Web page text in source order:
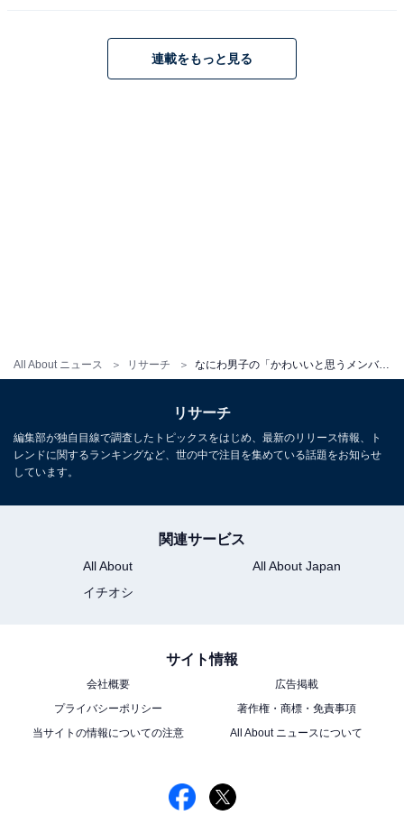
All About ニュース リサーチ なにわ男子の「かわいいと思うメンバー」ランキング！ 2位「大橋和也」、1位は？
7位までの全ランキング結果を見
る
なにわ男子の「好きなメンバー」ランキング！
連載をもっと見る
リサーチ
編集部が独自目線で調査したトピックスをはじめ、最新のリリース情報、ト
レンドに関するランキングなど、世の中で注目を集めている話題をお知らせ
しています。
関連サービス
All About
All About Japan
イチオシ
サイト情報
会社概要
広告掲載
プライバシーポリシー
著作権・商標・免責事項
当サイトの情報についての注意
All About ニュースについて